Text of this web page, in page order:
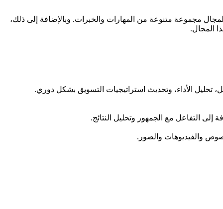
مجموعة متنوعة من المهارات والخبرات. وبالإضافة إلى ذلك،
المجال.
تحليل الأداء، وتحديث استراتيجيات التسويق بشكل دوري.
التفاعل مع الجمهور وتحليل النتائج.
والفيديوهات والصور.